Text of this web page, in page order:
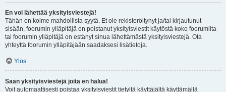
En voi lähettää yksityisviestejä!
Tähän on kolme mahdollista syytä. Et ole rekisteröitynyt ja/tai kirjautunut
sisään, foorumin ylläpitäjä on poistanut yksityisviestit käytöstä koko foorumilta
tai foorumin ylläpitäjä on estänyt sinua lähettämästä yksityisviestejä. Ota
yhteyttä foorumin ylläpitäjään saadaksesi lisätietoja.
Ylös
Saan yksityisviestejä joita en halua!
Voit automaattisesti poistaa yksityisviestit tietyltä käyttäjältä käyttämällä